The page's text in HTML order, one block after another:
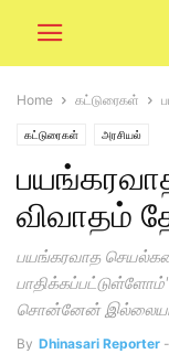
Home கட்டுரைகள்
கட்டுரைகள் அரசியல்
விவாதம்
பயங்கரவாத
சொன்னேன் இல்லையா'
By Dhinasari Reporter -